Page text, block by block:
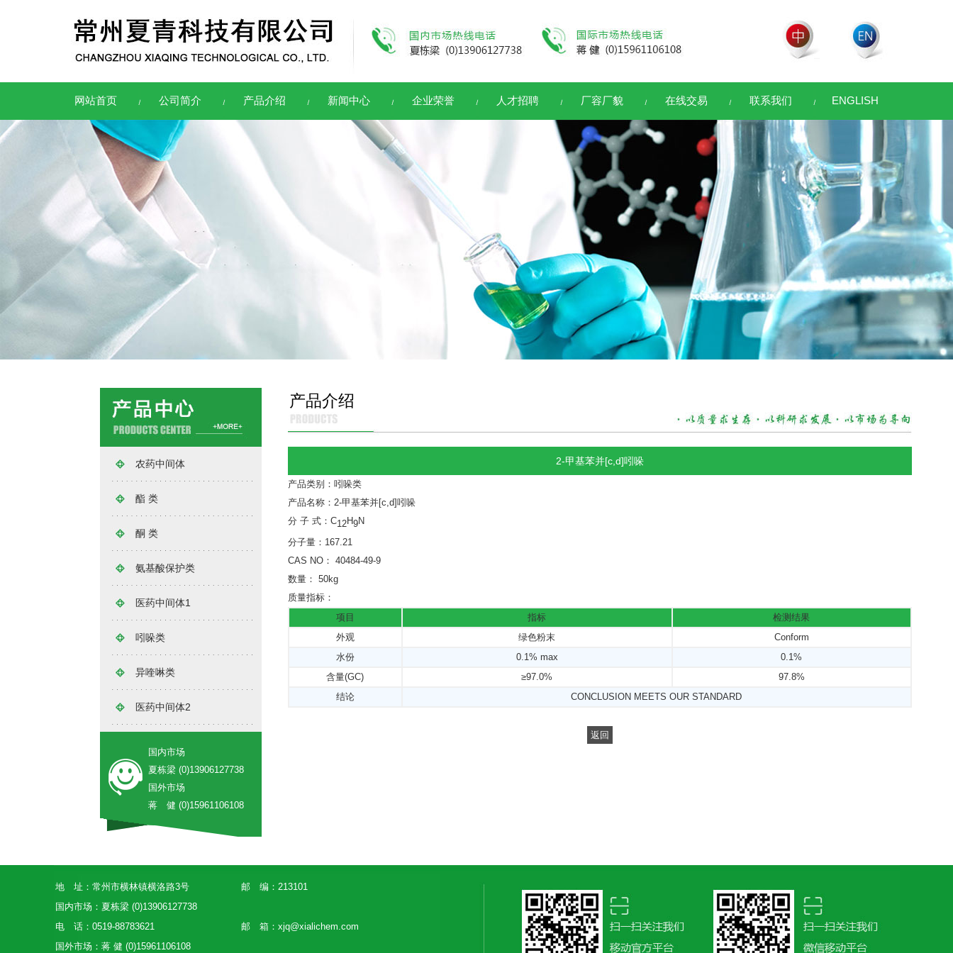
网站首页 公司简介 产品介绍 新闻中心 企业荣誉 人才招聘 厂容厂貌 在线交易 联系我们 ENGLISH
农药中间体
酯 类
酮 类
氨基酸保护类
医药中间体1
吲哚类
异喹啉类
医药中间体2
国内市场
夏栋梁 (0)13906127738
国外市场
蒋 健 (0)15961106108
产品介绍
2-甲基苯并[c,d]吲哚
产品类别：吲哚类
产品名称： 2-甲基苯并[c,d]吲哚
分 子 式： C12H9N
分子量： 167.21
CAS NO： 40484-49-9
数量： 50kg
质量指标：
项目
指标
检测结果
外观
绿色粉末
Conform
水份
0.1% max
0.1%
含量(GC)
≥97.0%
97.8%
结论
CONCLUSION MEETS OUR STANDARD
返回
地 址：常州市横林镇横洛路3号
邮 编：213101
国内市场：夏栋梁 (0)13906127738
电 话：0519-88783621
邮 箱： xjq@xialichem.com
国外市场：蒋 健 (0)15961106108